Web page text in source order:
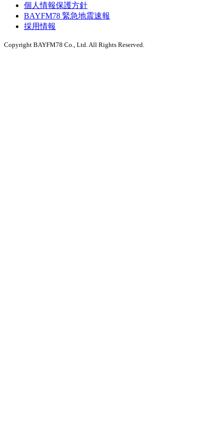
個人情報保護方針
BAYFM78 緊急地震速報
採用情報
Copyright BAYFM78 Co., Ltd. All Rights Reserved.